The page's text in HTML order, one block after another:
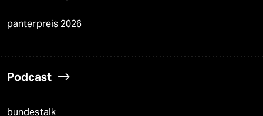
panterpreis 2026
Podcast
bundestalk